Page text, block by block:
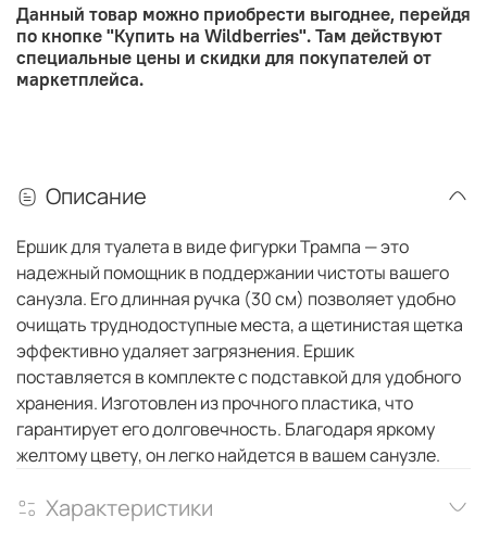
Данный товар можно приобрести выгоднее, перейдя
по кнопке "Купить на Wildberries". Там действуют
специальные цены и скидки для покупателей от
маркетплейса.
Описание
Ершик для туалета в виде фигурки Трампа — это
надежный помощник в поддержании чистоты вашего
санузла. Его длинная ручка (30 см) позволяет удобно
очищать труднодоступные места, а щетинистая щетка
эффективно удаляет загрязнения. Ершик
поставляется в комплекте с подставкой для удобного
хранения. Изготовлен из прочного пластика, что
гарантирует его долговечность. Благодаря яркому
желтому цвету, он легко найдется в вашем санузле.
Характеристики